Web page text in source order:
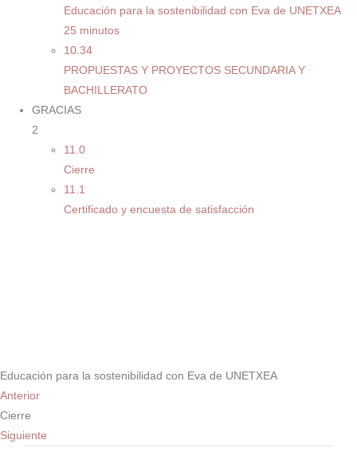
Educación para la sostenibilidad con Eva de UNETXEA
25 minutos
10.34
PROPUESTAS Y PROYECTOS SECUNDARIA Y
BACHILLERATO
GRACIAS
2
11.0
Cierre
11.1
Certificado y encuesta de satisfacción
Educación para la sostenibilidad con Eva de UNETXEA
Anterior
Cierre
Siguiente